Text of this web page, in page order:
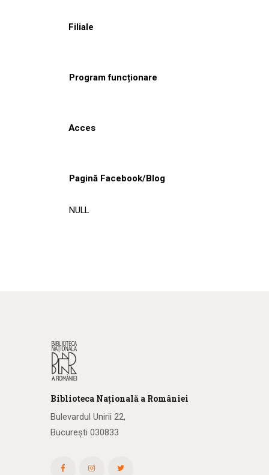
Filiale
Program funcționare
Acces
Pagină Facebook/Blog
NULL
Biblioteca Națională a României
Bulevardul Unirii 22,
București 030833